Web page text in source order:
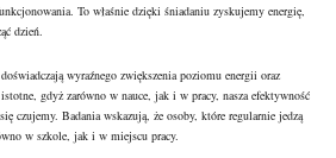
To właśnie dzięki śniadaniu zyskujemy energię,
dzień.
wyraźnego zwiększenia poziomu energii oraz
gdyż zarówno w nauce, jak i w pracy, nasza efektywność
czujemy. Badania wskazują, że osoby, które regularnie jedzą
w szkole, jak i w miejscu pracy.